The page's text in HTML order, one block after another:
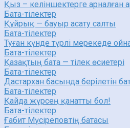
Қыз – келіншектерге арналған
Бата-тілектер
Құйрық — бауыр асату салты
Бата-тілектер
Туған күнде түрлі мерекеде
Бата-тілектер
Қазақтың бата — тілек өсиетері
Бата-тілектер
Дастархан басында берілетін
Бата-тілектер
Қайда жүрсең қанатты бол!
Бата-тілектер
Ғабит Мүсіреповтің батасы